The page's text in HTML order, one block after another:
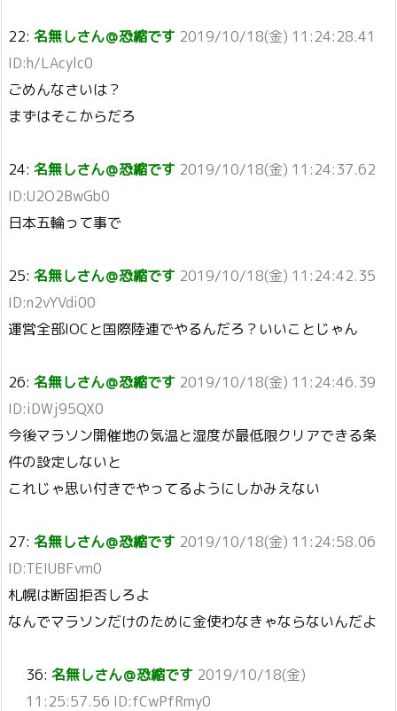
22: 名無しさん＠恐縮です 2019/10/18(金) 11:24:28.41
ID:h/LAcylc0
ごめんなさいは？
まずはそこからだろ
24: 名無しさん＠恐縮です 2019/10/18(金) 11:24:37.62
ID:U2O2BwGb0
日本五輪って事で
25: 名無しさん＠恐縮です 2019/10/18(金) 11:24:42.35
ID:n2vYVdi00
運営全部IOCと国際陸連でやるんだろ？いいことじゃん
26: 名無しさん＠恐縮です 2019/10/18(金) 11:24:46.39
ID:iDWj95QX0
今後マラソン開催地の気温と湿度が最低限クリアできる条
件の設定しないと
これじゃ思い付きでやってるようにしかみえない
27: 名無しさん＠恐縮です 2019/10/18(金) 11:24:58.06
ID:TEIUBFvm0
札幌は断固拒否しろよ
なんでマラソンだけのために金使わなきゃならないんだよ
36: 名無しさん＠恐縮です 2019/10/18(金)
11:25:57.56 ID:fCwPfRmy0